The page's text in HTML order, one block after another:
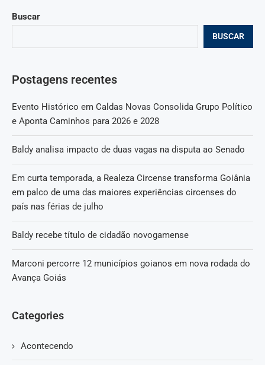
Buscar
BUSCAR
Postagens recentes
Evento Histórico em Caldas Novas Consolida Grupo Político
e Aponta Caminhos para 2026 e 2028
Baldy analisa impacto de duas vagas na disputa ao Senado
Em curta temporada, a Realeza Circense transforma Goiânia
em palco de uma das maiores experiências circenses do
país nas férias de julho
Baldy recebe título de cidadão novogamense
Marconi percorre 12 municípios goianos em nova rodada do
Avança Goiás
Categories
Acontecendo